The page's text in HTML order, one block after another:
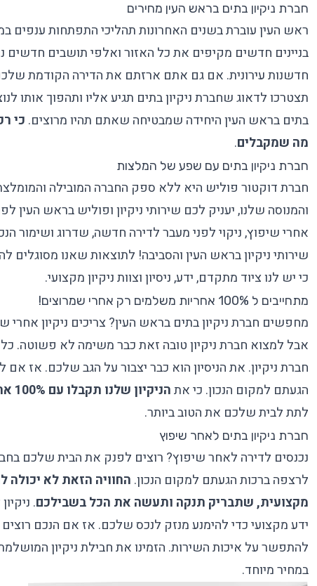
חברת ניקיון בתים בראש העין מחירים
ראש העין עוברת בשנים האחרונות תהליכי התפתחות ענפים
בניינים חדשים מקיפים את כל האזור ואלפי תושבים
חדשנות עירונית. אם גם אתם ארזתם את הדירה הקודמת
תצטרכו לדאוגשחברת ניקיון בתים תגיע אליו ותהפוך אותו
בתים בראש העין היחידה שמבטיחה שאתם תהיו מרוצים. כי
מה שמקבלים.
חברת ניקיון בתים עם שפע של המלצות
חברת דוקטור פוליש היא ללא ספק החברה המובילה והמומלצת
והמנוסה שלנו, יעניק לכם שירותי ניקיון ופוליש בראש העין
אחרי שיפוץ, ניקוי לפני מעבר לדירה חדשה, שדרוג ושימור
שירותי ניקיון בראש העין והסביבה! לתוצאות שאנו
כי יש לנו ציוד מתקדם, ידע, ניסיון וצוות ניקיון מקצועי.
מתחייבים ל 100% אחריות משלמים רק אחרי שמרוצים!
מחפשים חברת ניקיון בתים בראש העין? צריכים ניקיון אחרי
אבל למצוא חברת ניקיון טובה זאת כבר משימה לא פשוטה.
חברת ניקיון. את הניסיון הוא כבר יצבור על הגב שלכם. אז
הגעתם למקום הנכון. כי אתהניקיון שלנו תקבלו עם 100% אחריות
לתת לבית שלכם את הטוב ביותר.
חברת ניקיון בתים לאחר שיפוץ
נכנסים לדירה לאחר שיפוץ? רוצים לפנק את הבית שלכם
לרצפה ברכות הגעתם למקום הנכון. החוויה הזאת לא יכולה
מקצועית, שתבריק תנקה ותעשה את הכל בשבילכם.
ידע מקצועי כדי להימנע מנזק לנכס שלכם. אז אם הנכם
להתפשר על איכות השירות. הזמינו את חבילת ניקיון
במחיר מיוחד.